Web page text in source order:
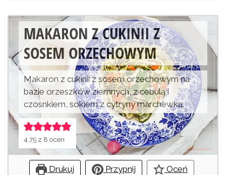
MAKARON Z CUKINII Z
SOSEM ORZECHOWYM
Makaron z cukinii z sosem orzechowym na
bazie orzeszków ziemnych, z cebulą i
czosnkiem, sokiem z cytryny marchewką.
4.75 z 8 ocen
Drukuj Przypnij Oceń